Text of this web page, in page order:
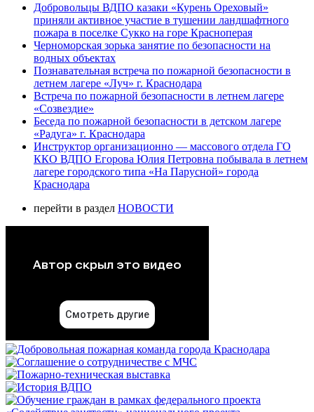
Добровольцы ВДПО казаки «Курень Ореховый»
приняли активное участие в тушении ландшафтного
пожара в поселке Сукко на горе Красноперая
Черноморская зорька занятие по безопасности на
водных объектах
Познавательная встреча по пожарной безопасности в
летнем лагере «Луч» г. Краснодара
Встреча по пожарной безопасности в летнем лагере
«Созвездие»
Беседа по пожарной безопасности в детском лагере
«Радуга» г. Краснодара
Инструктор организационно — массового отдела ГО
ККО ВДПО Егорова Юлия Петровна побывала в летнем
лагере городского типа «На Парусной» города
Краснодара
перейти в раздел НОВОСТИ